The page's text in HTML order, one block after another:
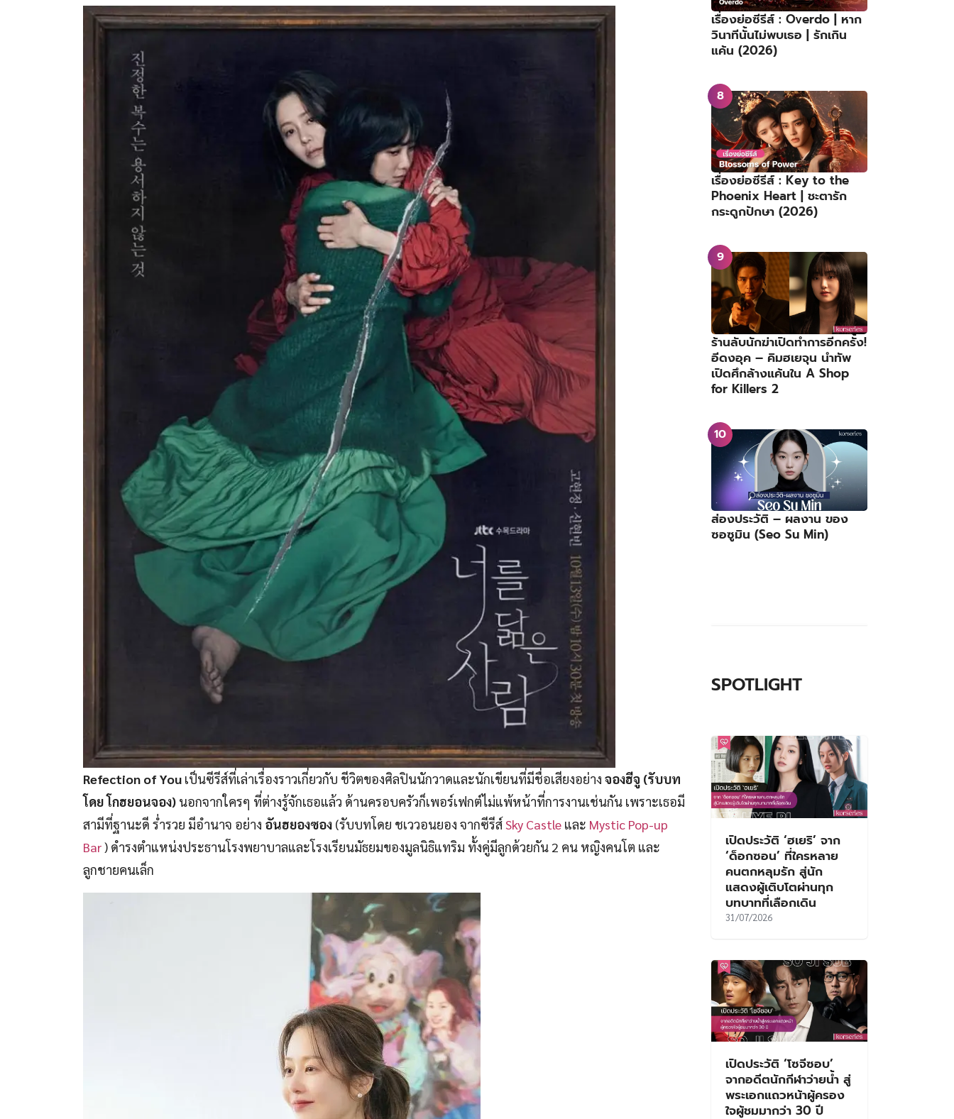
Refection of You เป็นซีรีส์ที่เล่าเรื่องราวเกี่ยวกับ ชีวิตของศิลปินนักวาดและนักเขียนที่มีชื่อเสียงอย่าง จองฮีจู (รับบท
โดย โกฮยอนจอง) นอกจากใครๆ ที่ต่างรู้จักเธอแล้ว ด้านครอบครัวก็เพอร์เฟกต์ไม่แพ้หน้าที่การงานเช่นกัน เพราะเธอมี
สามีที่ฐานะดี ร่ำรวย มีอำนาจ อย่าง อันฮยองซอง (รับบทโดย ชเววอนยอง จากซีรีส์Sky Castle และ Mystic Pop-up
Bar) ดำรงตำแหน่งประธานโรงพยาบาลและโรงเรียนมัธยมของมูลนิธิแทริม ทั้งคู่มีลูกด้วยกัน 2 คน หญิงคนโต และ
ลูกชายคนเล็ก
เรื่องย่อซีรีส์ : Overdo | หาก
วินาทีนั้นไม่พบเธอ | รักเกิน
แค้น (2026)
เรื่องย่อซีรีส์ : Key to the
Phoenix Heart | ชะตารัก
กระดูกปักษา (2026)
ร้านลับนักฆ่าเปิดทำการอีกครั้ง!
อีดงอุค – คิมฮเยจุน นำทัพ
เปิดศึกล้างแค้นใน A Shop
for Killers 2
ส่องประวัติ – ผลงาน ของ
ซอซูมิน (Seo Su Min)
SPOTLIGHT
เปิดประวัติ ‘ฮเยริ’ จาก
‘ด็อกซอน’ ที่ใครหลาย
คนตกหลุมรัก สู่นัก
แสดงผู้เติบโตผ่านทุก
บทบาทที่เลือกเดิน
31/07/2026
เปิดประวัติ ‘โซจีซอบ’
จากอดีตนักกีฬาว่ายน้ำ สู่
พระเอกแถวหน้าผู้ครอง
ใจผู้ชมมากว่า 30 ปี